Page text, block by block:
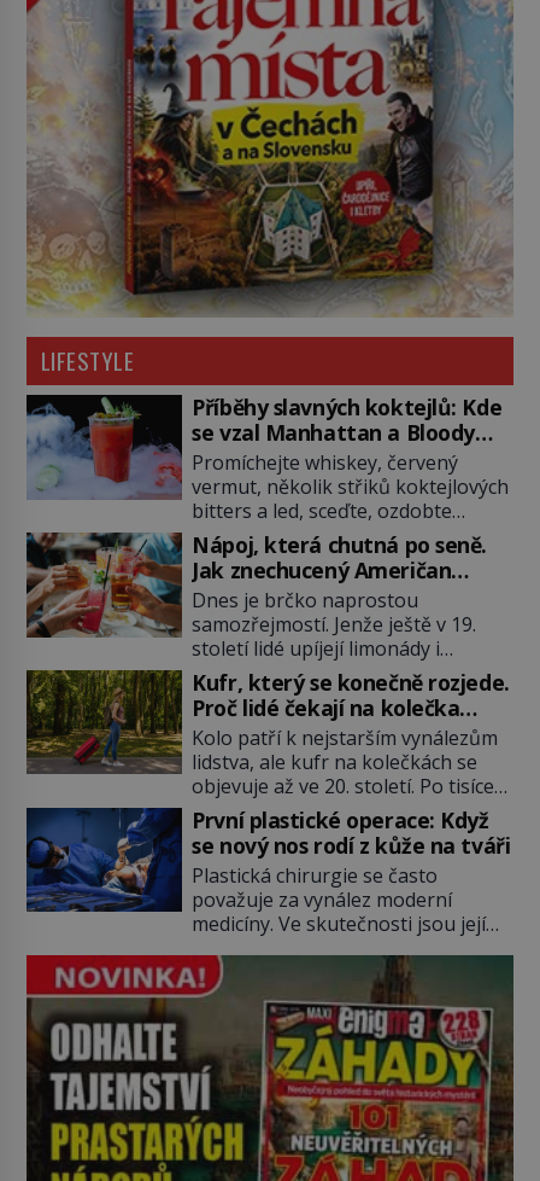
LIFESTYLE
Příběhy slavných koktejlů: Kde
se vzal Manhattan a Bloody
Mary?
Promíchejte whiskey, červený
vermut, několik střiků koktejlových
bitters a led, sceďte, ozdobte
koktejlovou třešinkou a tadá…
Manhattan je tu! A pokud to má být
skutečně on, dejte si pozor, ať
místo klasické americké rye
whiskey či klidně bourbonu
nepoužijete skotskou whisku. Co
se stane? Inu, koktejl bude stále
skvělý, ale už to nebude
Manhattan ale […]
Nápoj, která chutná po seně.
Jak znechucený Američan
vymyslel brčko
Dnes je brčko naprostou
samozřejmostí. Jenže ještě v 19.
století lidé upíjejí limonády i
koktejly dutými stébly žita nebo
žitné slámy. Fungují sice dobře,
mají ale jednu nepříjemnou
vlastnost po chvíli se rozmáčejí a
nápoji dodávají travnatou příchuť.
Právě tahle drobná nepříjemnost
přivede amerického výrobce
cigaretových náustků k nápadu,
který změní způsob pití po celém
[…]
Kufr, který se konečně rozjede.
Proč lidé čekají na kolečka
téměř pět tisíc let?
Kolo patří k nejstarším vynálezům
lidstva, ale kufr na kolečkách se
objevuje až ve 20. století. Po tisíce
let lidé vláčejí těžká zavazadla v
rukou, na zádech nebo je nakládají
na povozy. Stačí přitom jediný
nápad, připevnit ke kufru kolečka.
Jenže právě ten nikdo dlouho
nedostane. Až jednou se na letišti
ozve věta, která změní […]
První plastické operace: Když
se nový nos rodí z kůže na tváři
Plastická chirurgie se často
považuje za vynález moderní
medicíny. Ve skutečnosti jsou její
tisíce let. V dobách, kdy ještě
neexistují antibiotika ani anestezie,
se odvážní lékaři pokoušejí vracet
lidem tváře znetvořené válkou,
tresty nebo nehodami. Jejich
metody jsou překvapivě
promyšlené a některé principy
používají chirurgové dodnes. Úplně
první […]